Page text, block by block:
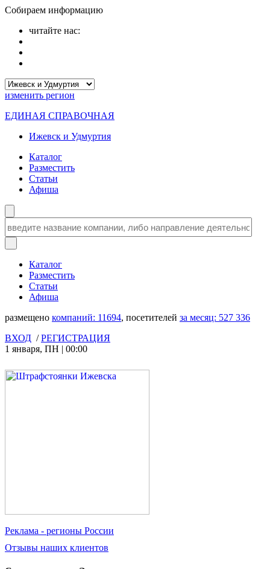
Собираем информацию
читайте нас:
изменить регион
ЕДИНАЯ СПРАВОЧНАЯ
Ижевск и Удмуртия
Каталог
Разместить
Статьи
Афиша
Каталог
Разместить
Статьи
Афиша
размещено компаний: 11694, посетителей за месяц: 527 336
ВХОД /РЕГИСТРАЦИЯ
1 января, ПН | 00:00
Реклама - регионы России
Отзывы наших клиентов